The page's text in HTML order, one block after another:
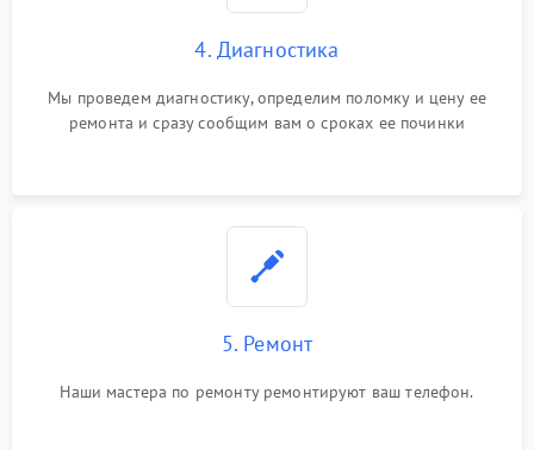
4. Диагностика
Мы проведем диагностику, определим поломку и цену ее
ремонта и сразу сообщим вам о сроках ее починки
5. Ремонт
Наши мастера по ремонту ремонтируют ваш телефон.